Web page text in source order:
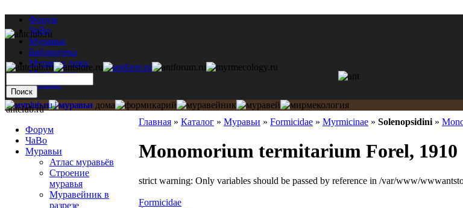
Форум
ЧаВо
Муравьи
Библиотека
Муравьи дома
Мастерская
Каталог
Главная » Каталог » Муравьи » Formicidae » Myrmicinae » Solenopsidini »
Monomorium termitarium Forel, 1910
strict warning: Only variables should be passed by reference in /var/www/
Formicidae
antclub.ru
Форум
ЧаВо
Муравьи
Атлас муравьёв
Строение
муравья
Муравейник в
разрезе